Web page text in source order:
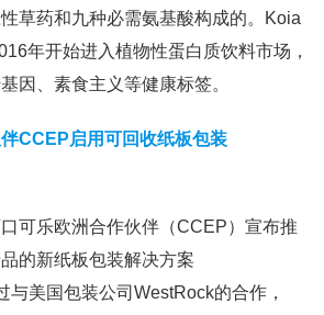
草药和九种必需氨基酸构成的。Koia
年开始进入植物性蛋白质饮料市场，
因、素食主义等健康标签。
CCEP启用可回收纸板包装
可乐欧洲合作伙伴（CCEP）宣布推
的新纸板包装解决方案
与美国包装公司WestRock的合作，